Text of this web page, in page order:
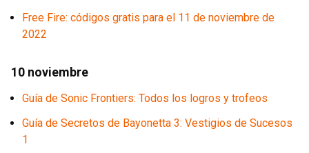
Free Fire: códigos gratis para el 11 de noviembre de
2022
10 noviembre
Guía de Sonic Frontiers: Todos los logros y trofeos
Guía de Secretos de Bayonetta 3: Vestigios de Sucesos
1